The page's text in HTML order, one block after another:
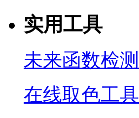
实用工具
未来函数检测
在线取色工具